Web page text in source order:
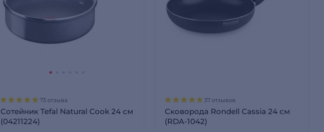
73 отзыва
Сотейник Tefal Natural Cook 24 см
(04211224)
37 отзывов
Сковорода Rondell Cassia 24 см
(RDA-1042)